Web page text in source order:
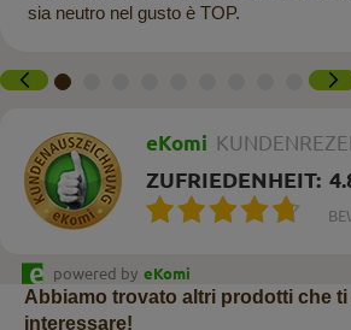
sia neutro nel gusto è TOP.
eKomi
ZUFRIEDENHEIT:
powered by eKomi
Abbiamo trovato altri prodotti che
interessare!